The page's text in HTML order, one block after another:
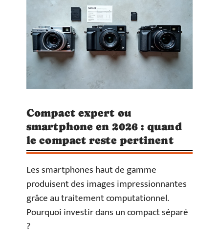
Compact expert ou
smartphone en 2026 : quand
le compact reste pertinent
Les smartphones haut de gamme
produisent des images impressionnantes
grâce au traitement computationnel.
Pourquoi investir dans un compact séparé
?